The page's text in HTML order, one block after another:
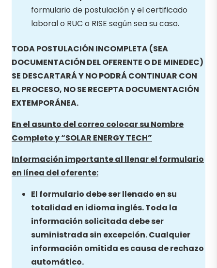
formulario de postulación y el certificado
laboral o RUC o RISE según sea su caso.
TODA POSTULACIÓN INCOMPLETA (SEA
DOCUMENTACIÓN DEL OFERENTE O DE MINEDEC)
SE DESCARTARÁ Y NO PODRÁ CONTINUAR CON
EL PROCESO, NO SE RECEPTA DOCUMENTACIÓN
EXTEMPORÁNEA.
En el asunto del correo colocar su Nombre
Completo y “SOLAR ENERGY TECH”
Información importante al llenar el formulario
en línea del oferente:
El formulario debe ser llenado en su
totalidad en idioma inglés. Toda la
información solicitada debe ser
suministrada sin excepción. Cualquier
información omitida es causa de rechazo
automático.